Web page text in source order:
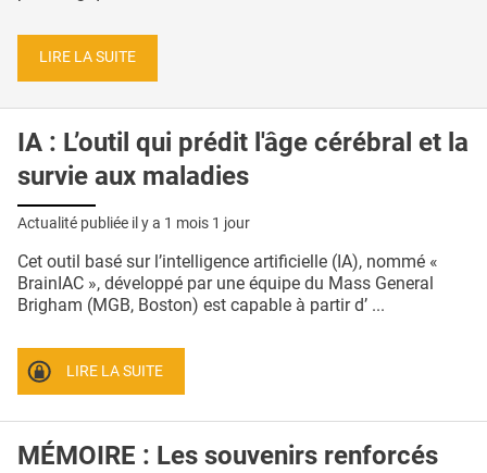
LIRE LA SUITE
IA : L’outil qui prédit l'âge cérébral et la
survie aux maladies
Actualité publiée il y a 1 mois 1 jour
Cet outil basé sur l’intelligence artificielle (IA), nommé «
BrainIAC », développé par une équipe du Mass General
Brigham (MGB, Boston) est capable à partir d’ ...
LIRE LA SUITE
MÉMOIRE : Les souvenirs renforcés